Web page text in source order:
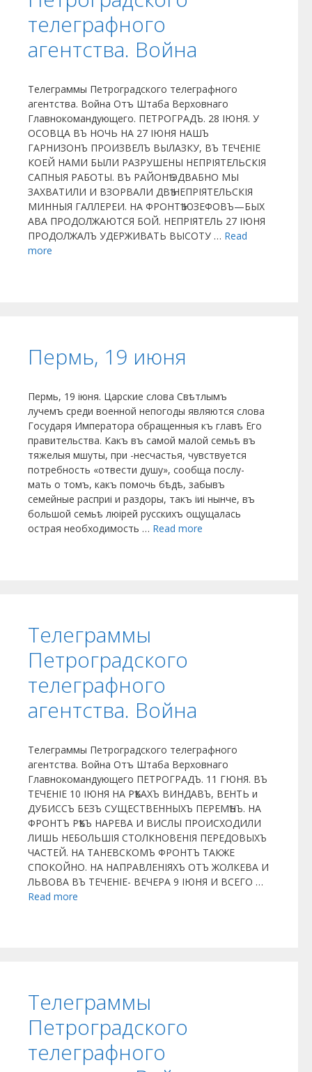
телеграфного
агентства. Война
Телеграммы Петроградского телеграфного
агентства. Война Отъ Штаба Верховнаго
Главнокомандующего. ПЕТРОГРАДЪ. 28 ІЮНЯ. У
ОСОВЦА ВЪ НОЧЬ НА 27 ІЮНЯ НАШЪ
ГАРНИЗОНЪ ПРОИЗВЕЛЪ ВЫЛАЗКУ, ВЪ ТЕЧЕНІЕ
КОЕЙ НАМИ БЫЛИ РАЗРУШЕНЫ НЕПРІЯТЕЛЬСКІЯ
САПНЫЯ РАБОТЫ. ВЪ РАЙОНѢ ЭДВАБНО МЫ
ЗАХВАТИЛИ И ВЗОРВАЛИ ДВѢ НЕПРІЯТЕЛЬСКІЯ
МИННЫЯ ГАЛЛЕРЕИ. НА ФРОНТѢ ЮЗЕФОВЪ—БЫХ
АВА ПРОДОЛЖАЮТСЯ БОЙ. НЕПРІЯТЕЛЬ 27 ІЮНЯ
ПРОДОЛЖАЛЪ УДЕРЖИВАТЬ ВЫСОТУ … Read
more
Пермь, 19 июня
Пермь, 19 іюня. Царские слова Свѣтлымъ
лучемъ среди военной непогоды являются слова
Государя Императора обращенныя къ главѣ Его
правительства. Какъ въ самой малой семьѣ въ
тяжелыя мшуты, при -несчастья, чувствуется
потребность «отвести душу», сообща послу-
мать о томъ, какъ помочь бѣдѣ, забывъ
семейные расприі и раздоры, такъ іиі нынче, въ
большой семьѣ люірей русскихъ ощущалась
острая необходимость … Read more
Телеграммы
Петроградского
телеграфного
агентства. Война
Телеграммы Петроградского телеграфного
агентства. Война Отъ Штаба Верховнаго
Главнокомандующего ПЕТРОГРАДЪ. 11 ГЮНЯ. ВЪ
ТЕЧЕНІЕ 10 ІЮНЯ НА РѢКАХЪ ВИНДАВЪ, ВЕНТЬ и
ДУБИССЪ БЕЗЪ СУЩЕСТВЕННЫХЪ ПЕРЕМѢНЪ. НА
ФРОНТЪ РѢКЪ НАРЕВА И ВИСЛЫ ПРОИСХОДИЛИ
ЛИШЬ НЕБОЛЬШІЯ СТОЛКНОВЕНІЯ ПЕРЕДОВЫХЪ
ЧАСТЕЙ. НА ТАНЕВСКОМЪ ФРОНТЪ ТАКЖЕ
СПОКОЙНО. НА НАПРАВЛЕНІЯХЪ ОТЪ ЖОЛКЕВА И
ЛЬВОВА ВЪ ТЕЧЕНІЕ- ВЕЧЕРА 9 ІЮНЯ И ВСЕГО …
Read more
Телеграммы
Петроградского
телеграфного